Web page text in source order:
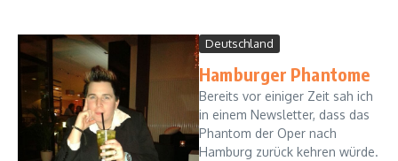
Deutschland
Hamburger Phantome
Bereits vor einiger Zeit sah ich
in einem Newsletter, dass das
Phantom der Oper nach
Hamburg zurück kehren würde.